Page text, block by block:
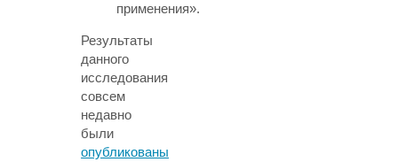
применения».
Результаты
данного
исследования
совсем
недавно
были
опубликованы